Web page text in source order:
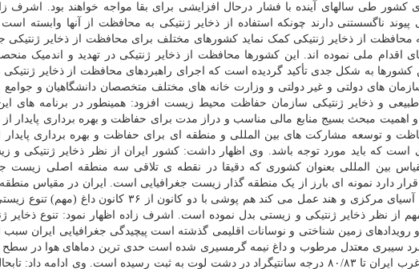
کشور طی سالهای آینده با فشار درحال افزایشی برای بقا مواجه خواهند بود. اشرف
پیوند ناگسستنی دارند چونکه استفاده از ذخایر ژنتیکی به محافظت از آنها وابسته
به محافظت از ذخایر ژنتیکی کمک نماید کشورهای مختلف برای محافظت از ذخایر ژنتیکی
اقدام ملی نموده اند. این کشورها محافظت از ذخایر ژنتیکی در تهدید و اندمیک
کشورها به شکل جدی تأکید گردیده است که اجرای راهبردهای محافظت از ذخایر
های دولتی و غیر دولتی و وزارت خانه های مختلف متخصصان دانشگاهیان و جوامع
و ذخایر ژنتیکی سازمان حفاظت محیط زیست افزود: همینطور در برنامه های این
مبحث بسیج منابع مالی مناسب و دراز مدت برای حفاظت و بهره برداری پایدار از
و توسعه مشارکت های بین المللی و منطقه ای برای حفاظت و بهره برداری پایدار
که باید مورد توجه باشد. وی اظهار داشت: کشور ایران از نظر ذخایر ژنتیکی و
بین المللی بعنوان کشوری که دقیقا در نقطه ی تلاقی سه منطقه اصلی زیست
قرار دارد نمونه ای بارز از یک منطقه گذار زیست جغرافیایی است. ایران در مقیاس
مهم بین شبه جزیره عربستان مدیترانه آسیای مرکزی و هند عمل می کند هم پوشی با دو
از نظر ذخایر ژنتیکی و زیستی بدل نموده است. اشرف زاده اظهار نمود: تنوع ذخایر
زمین شناختی و نوسانات اقلیمی گذشته است پیچیدگی جغرافیایی ایران سبب
سرد سیبری معتدل مرطوب و داغ نیمه گرمسیری شده است حدی ترین دماهای هوا در سطح